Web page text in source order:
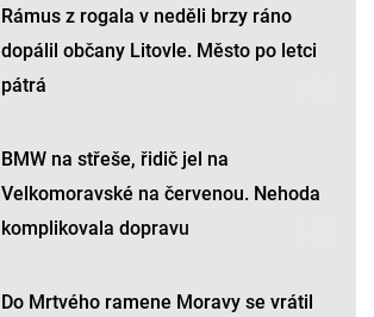
Rámus z rogala v neděli brzy ráno
dopálil občany Litovle. Město po letci
pátrá
BMW na střeše, řidič jel na
Velkomoravské na červenou. Nehoda
komplikovala dopravu
Do Mrtvého ramene Moravy se vrátil